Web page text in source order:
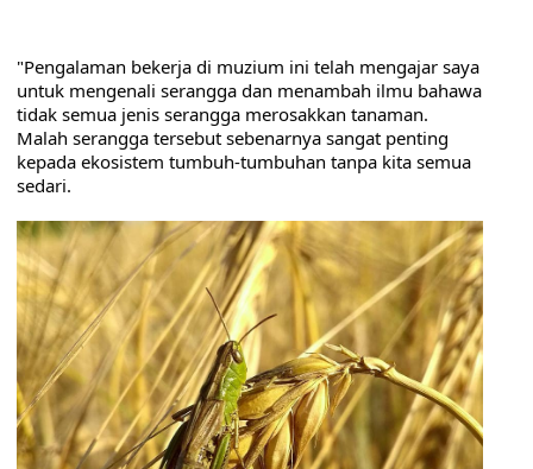
"Pengalaman bekerja di muzium ini telah mengajar saya
untuk mengenali serangga dan menambah ilmu bahawa
tidak semua jenis serangga merosakkan tanaman.
Malah serangga tersebut sebenarnya sangat penting
kepada ekosistem tumbuh-tumbuhan tanpa kita semua
sedari.